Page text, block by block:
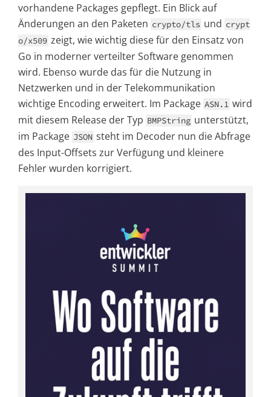
vorhandene Packages gepflegt. Ein Blick auf
Änderungen an den Paketen crypto/tls und crypt
o/x509 zeigt, wie wichtig diese für den Einsatz von
Go in moderner verteilter Software genommen
wird. Ebenso wurde das für die Nutzung in
Netzwerken und in der Telekommunikation
wichtige Encoding erweitert. Im Package ASN.1 wird
mit diesem Release der Typ BMPString unterstützt,
im Package JSON steht im Decoder nun die Abfrage
des Input-Offsets zur Verfügung und kleinere
Fehler wurden korrigiert.